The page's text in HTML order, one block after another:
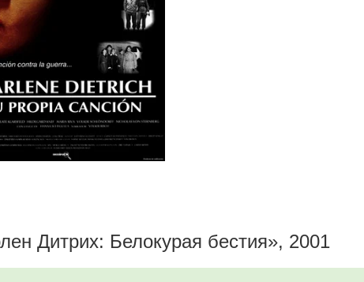
Дитрих: Белокурая бестия», 2001